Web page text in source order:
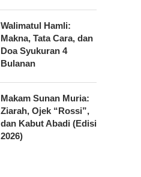
Walimatul Hamli:
Makna, Tata Cara, dan
Doa Syukuran 4
Bulanan
Makam Sunan Muria:
Ziarah, Ojek “Rossi”,
dan Kabut Abadi (Edisi
2026)